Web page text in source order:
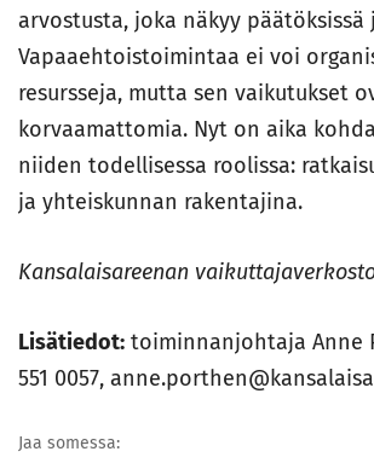
arvostusta, joka näkyy päätöksissä
Vapaaehtoistoimintaa ei voi
resursseja, mutta sen vaikutukset
korvaamattomia. Nyt on aika
niiden todellisessa roolissa:
ja yhteiskunnan rakentajina.
Kansalaisareenan
Lisätiedot: toiminnanjohtaja Anne
551 0057,
Jaa somessa: